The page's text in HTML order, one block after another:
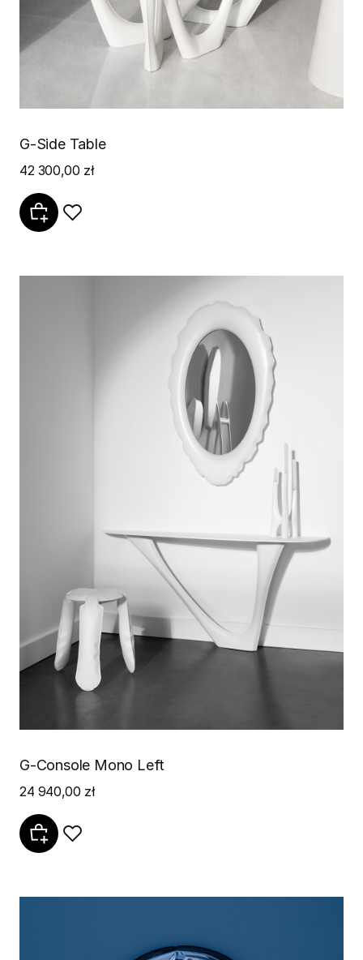
G-Side Table
42 300,00 zł
G-Console Mono Left
24 940,00 zł